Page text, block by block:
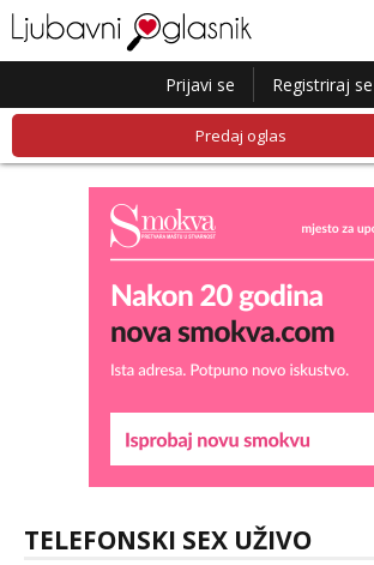
Prijavi se Registriraj se
Predaj oglas
TELEFONSKI SEX UŽIVO
tel:0,93€ - mob:1,12€ min